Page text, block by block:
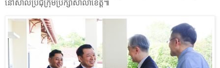
នៅសាលប្រជុំក្រុមប្រឹក្សាសាលាខេត្ត៕